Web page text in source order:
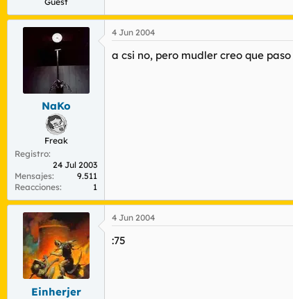
t
e
o
NaKo
Freak
Registro
24 Jul 2003
Mensajes
9.511
Reacciones
1
4 Jun 2004
a csi no, pero mudler creo que
Einherjer
4 Jun 2004
:75